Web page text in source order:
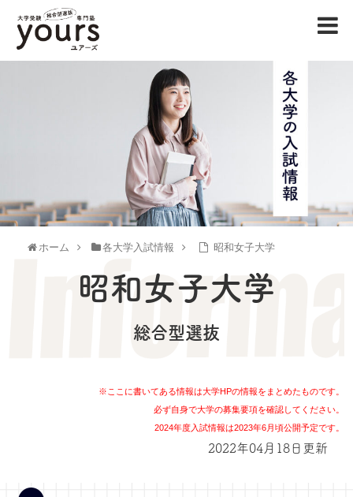
ホーム 各大学入試情報 昭和女子大学
昭和女子大学
総合型選抜
※ここに書いてある情報は大学HPの情報をまとめたものです。
必ず自身で大学の募集要項を確認してください。
2024年度入試情報は2023年6月頃公開予定です。
2022年04月18日更新